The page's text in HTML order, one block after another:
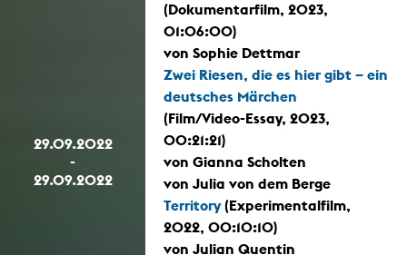
29.09.2022
-
29.09.2022
(Dokumentarfilm, 2023,
01:06:00)
von Sophie Dettmar
Zwei Riesen, die es hier gibt – ein
deutsches Märchen
(Film/Video-Essay, 2023,
00:21:21)
von Gianna Scholten
von Julia von dem Berge
Territory(Experimentalfilm,
2022, 00:10:10)
von Julian Quentin